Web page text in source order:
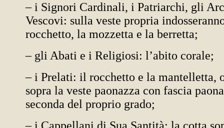
– i Signori Cardinali, i Patriarchi, gli
Vescovi: sulla veste propria
rocchetto, la mozzetta e la berretta;
– gli Abati e i Religiosi: l’abito corale;
– i Prelati: il rocchetto e la mantelletta,
sopra la veste paonazza con fascia
seconda del proprio grado;